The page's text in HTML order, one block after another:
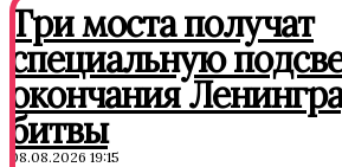
Три моста получат
специальную
окончания
битвы
08.08.2026 19:15